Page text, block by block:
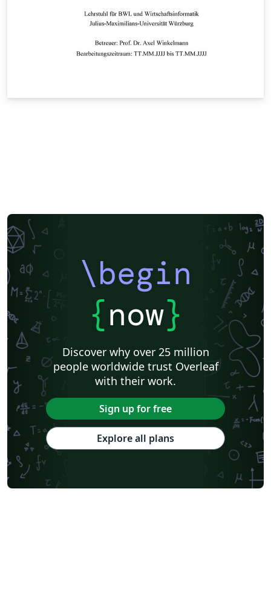
\begin
{now}
Discover why over 25 million
people worldwide trust Overleaf
with their work.
Sign up for free
Explore all plans